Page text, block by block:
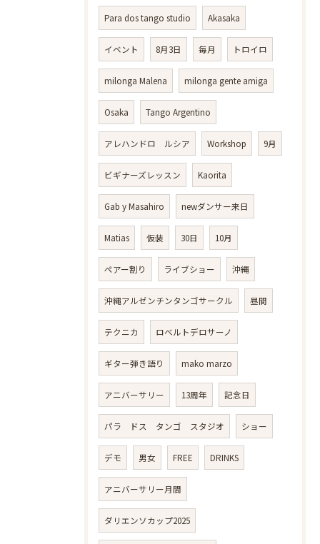
Para dos tango studio Akasaka
イベント 8月3日 毎月 トロイロ
milonga Malena milonga gente amiga
Osaka Tango Argentino
アレハンドロ ルシア Workshop 9月
ビギナーズレッスン Kaorita
Gab y Masahiro newダンサー来日
Matias 仮装 30日 10月
ペアー割り ライブショー 沖縄
沖縄アルゼンチンタンゴサークル 昼間
テクニカ ロベルトデロサーノ
ギター弾き語り mako marzo
アニバーサリー 13周年 記念日
パラ ドス タンゴ スタジオ ショー
デモ 男女 FREE DRINKS
アニバーサリー月間
ダリエンソカップ2025